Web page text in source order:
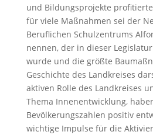
und Bildungsprojekte
für viele Maßnahmen sei der
Beruflichen Schulzentrums
nennen, der in dieser
wurde und die größte
Geschichte des Landkreises
aktiven Rolle des Landkreises
Thema Innenentwicklung,
Bevölkerungszahlen positiv
wichtige Impulse für die